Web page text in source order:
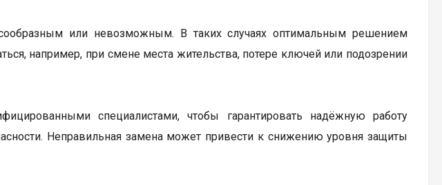
или невозможным. В таких случаях оптимальным решением
например, при смене места жительства, потере ключей или подозрении
специалистами, чтобы гарантировать надёжную работу
Неправильная замена может привести к снижению уровня защиты